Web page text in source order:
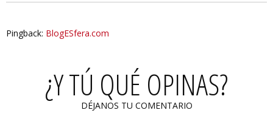
Pingback: BlogESfera.com
¿Y TÚ QUÉ OPINAS?
DÉJANOS TU COMENTARIO